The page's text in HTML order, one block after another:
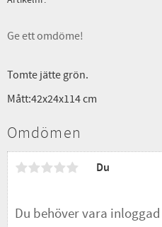
Ge ett omdöme!
Tomte jätte grön.
Mått:42x24x114 cm
Omdömen
Du